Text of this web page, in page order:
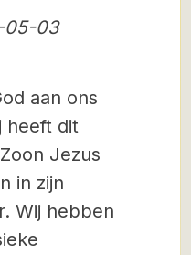
05-03
aan ons
heeft dit
Jezus
in zijn
Wij hebben